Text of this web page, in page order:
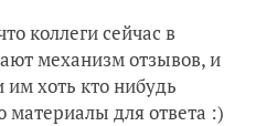
коллеги сейчас в
механизм отзывов, и
им хоть кто нибудь
материалы для ответа :)